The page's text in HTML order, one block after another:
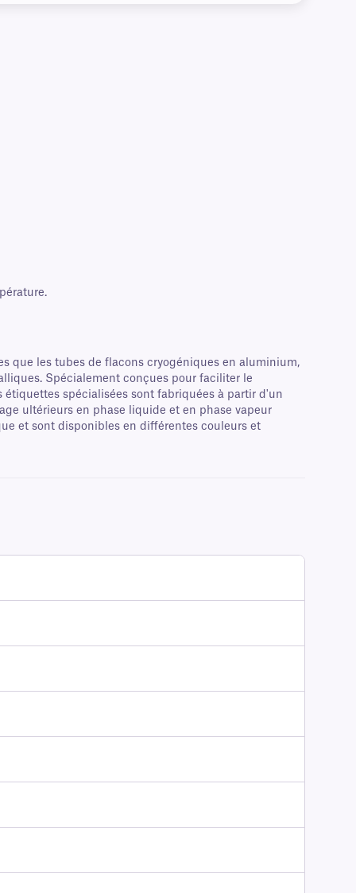
que les tubes de flacons cryogéniques en aluminium,
Spécialement conçues pour faciliter le
spécialisées sont fabriquées à partir d'un
ultérieurs en phase liquide et en phase vapeur
et sont disponibles en différentes couleurs et